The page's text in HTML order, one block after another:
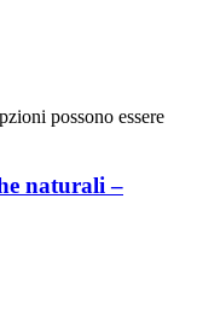
possono essere
naturali –